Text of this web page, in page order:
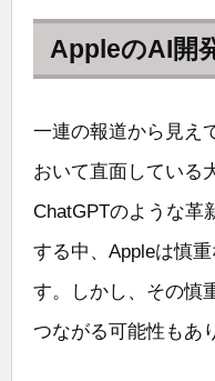
AppleのAI開
一連の報道から見え
おいて直面している
ChatGPTのような革
する中、Appleは慎
す。しかし、その慎
つながる可能性もあ